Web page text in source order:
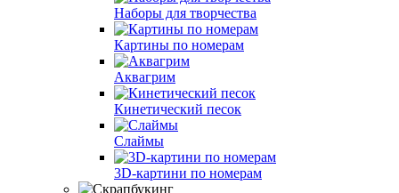
Наборы для творчества
Картины по номерам
Аквагрим
Кинетический песок
Слаймы
3D-картини по номерам